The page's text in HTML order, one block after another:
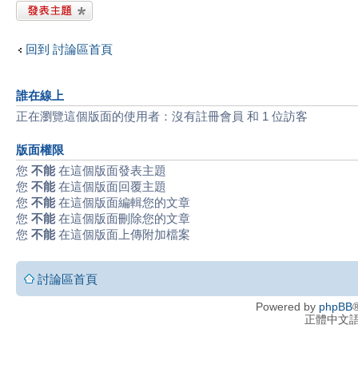
發表新主題
回到 討論區首頁
誰在線上
正在瀏覽這個版面的使用者：沒有註冊會員 和 1 位訪客
版面權限
您 不能在這個版面發表主題
您 不能在這個版面回覆主題
您 不能在這個版面編輯您的文章
您 不能在這個版面刪除您的文章
您 不能在這個版面上傳附加檔案
討論區首頁
Powered by phpBB
正體中文